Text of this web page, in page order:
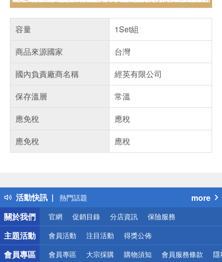
容量
1Set組
商品來源國家
台灣
國內負責廠商名稱
經英有限公司
保存溫層
常溫
應免稅
應稅
應免稅
應稅
活動快訊
得獎公告
熱門話題
銀行優惠
偏遠地區配送
詐騙網頁！請小心！
more
關於我們
官網 促銷目錄 分店資訊 保險服務
主題活動 會員活動 注目活動 得獎公佈
會員專區 會員專區 大宗採購 購物須知 會員服務條款 隱